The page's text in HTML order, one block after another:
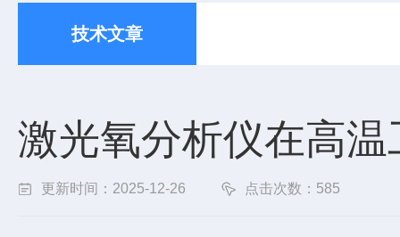
技术文章
激光氧分析仪在高
更新时间：2025-12-26 点击次数：585